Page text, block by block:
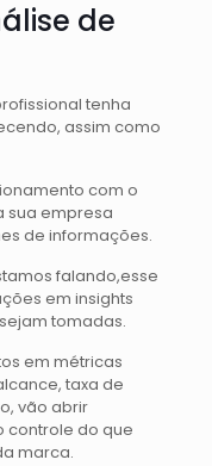
de
tenha
assim como
com o
sua empresa
de informações.
falando,esse
em insights
tomadas.
em métricas
taxa de
vão abrir
controle do que
marca.